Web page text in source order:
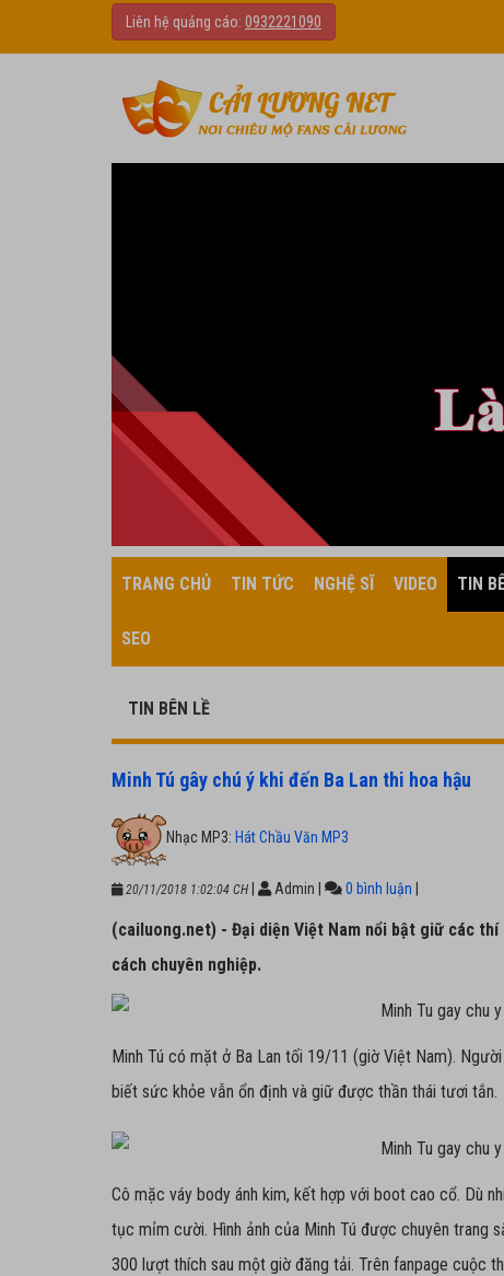
Liên hệ quảng cáo: 0932221090
TRANG CHỦ TIN TỨC NGHỆ SĨ VIDEO TIN
SEO
TIN BÊN LỀ
Minh Tú gây chú ý khi đến Ba Lan thi hoa hậu
Nhạc MP3: Hát Chầu Văn MP3
20/11/2018 1:02:04 CH Admin 0 bình luận
(cailuong.net) - Đại diện Việt Nam nổi bật giữ các
cách chuyên nghiệp.
Minh Tú có mặt ở Ba Lan tối 19/11 (giờ Việt Nam).
biết sức khỏe vẫn ổn định và giữ được thần thái tươi tắn.
Cô mặc váy body ánh kim, kết hợp với boot cao cổ. Dù
tục mỉm cười. Hình ảnh của Minh Tú được chuyên trang
300 lượt thích sau một giờ đăng tải. Trên fanpage cuộc